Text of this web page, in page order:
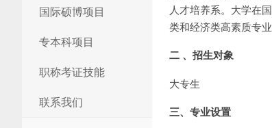
国际硕博项目
专本科项目
职称考证技能
联系我们
人才培养系。大学在
类和经济类高素质专业
二 、招生对象
大专生
三、专业设置